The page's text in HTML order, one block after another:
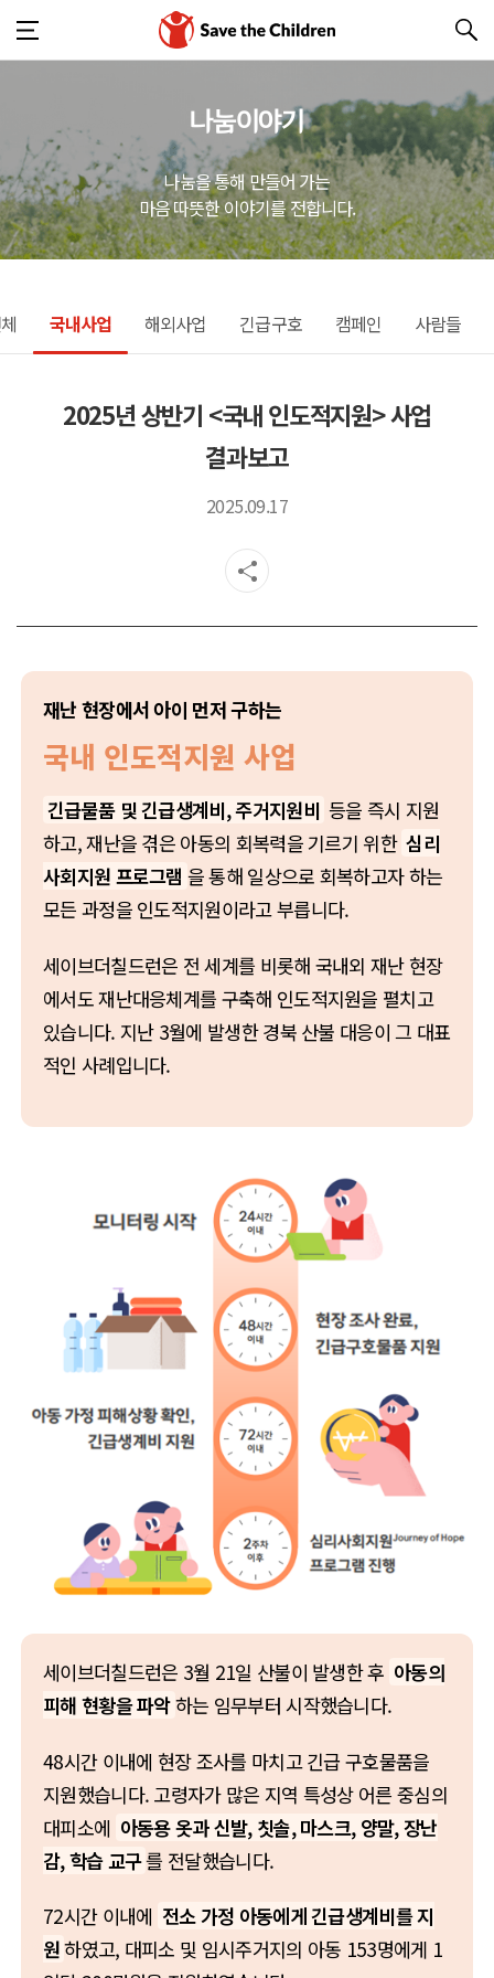
나눔이야기
나눔을 통해 만들어 가는
마음 따뜻한 이야기를 전합니다.
국내사업 해외사업 긴급구호 캠페인 사람들
2025년 상반기 <국내 인도적지원> 사업
결과보고
2025.09.17
재난 현장에서 아이 먼저 구하는
국내 인도적지원 사업
긴급물품 및 긴급생계비, 주거지원비 등을 즉시 지원
하고, 재난을 겪은 아동의 회복력을 기르기 위한 심리
사회지원 프로그램 을 통해 일상으로 회복하고자 하는
모든 과정을 인도적지원이라고 부릅니다.
세이브더칠드런은 전 세계를 비롯해 국내외 재난 현장
에서도 재난대응체계를 구축해 인도적지원을 펼치고
있습니다. 지난 3월에 발생한 경북 산불 대응이 그 대표
적인 사례입니다.
세이브더칠드런은 3월 21일 산불이 발생한 후 아동의
피해 현황을 파악하는 임무부터 시작했습니다.
48시간 이내에 현장 조사를 마치고 긴급 구호물품을
지원했습니다. 고령자가 많은 지역 특성상 어른 중심의
대피소에 아동용 옷과 신발, 칫솔, 마스크, 양말, 장난
감, 학습 교구를 전달했습니다.
72시간 이내에 전소 가정 아동에게 긴급생계비를 지
원하였고, 대피소 및 임시주거지의 아동 153명에게 1